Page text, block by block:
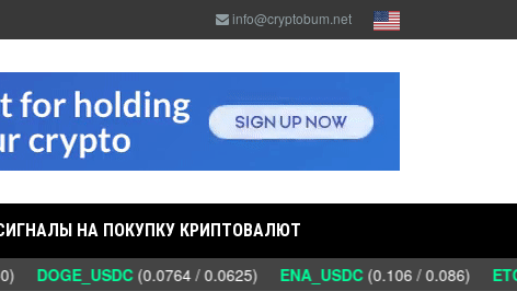
info@cryptobum.net
НА ПОКУПКУ КРИПТОВАЛЮТ
DOGE_USDC(0.0764 / 0.0625) ENA_USDC(0.106 / 0.086)